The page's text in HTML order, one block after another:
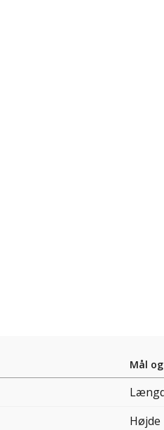
Mål
Højde